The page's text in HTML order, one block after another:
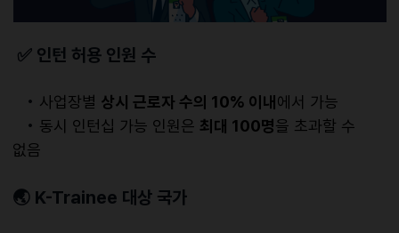
✅ 인턴 허용 인원 수
• 사업장별 상시 근로자 수의 10% 이내에서 가능
• 동시 인턴십 가능 인원은 최대 100명을 초과할 수
없음
🌏 K-Trainee 대상 국가